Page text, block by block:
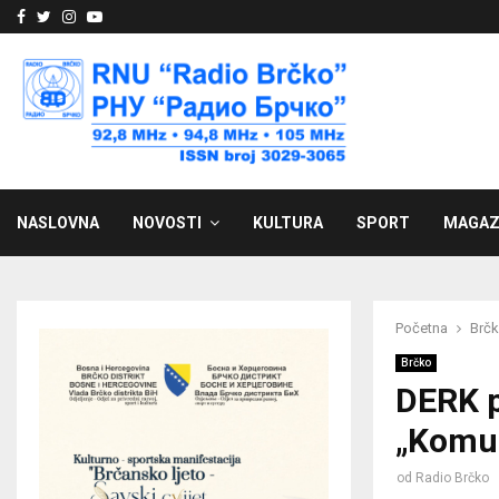
Facebook
Twitter
Instagram
Youtube
NASLOVNA NOVOSTI KULTURA SPORT
Početna
Brčko
od Radio Brčko